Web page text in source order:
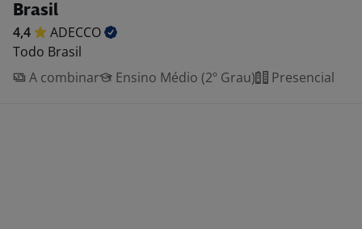
Brasil
4,4
ADECCO
Todo Brasil
A combinar
Ensino Médio (2º Grau) Presencial